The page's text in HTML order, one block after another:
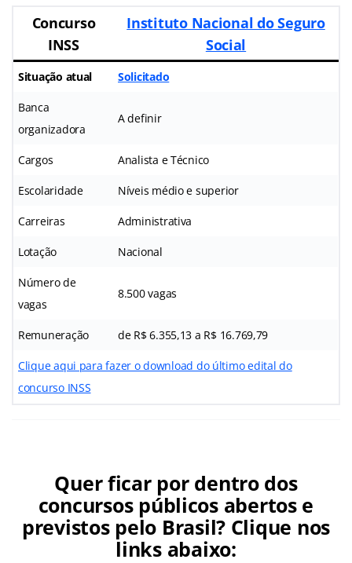
Concurso
INSS
Instituto Nacional do Seguro
Social
Situação atual Solicitado
Banca
organizadora
A definir
Cargos Analista e Técnico
Escolaridade Níveis médio e superior
Carreiras Administrativa
Lotação Nacional
Número de
vagas
8.500 vagas
Remuneração de R$ 6.355,13 a R$ 16.769,79
Clique aqui para fazer o download do último edital do
concurso INSS
Quer ficar por dentro dos
concursos públicos abertos e
previstos pelo Brasil? Clique nos
links abaixo: